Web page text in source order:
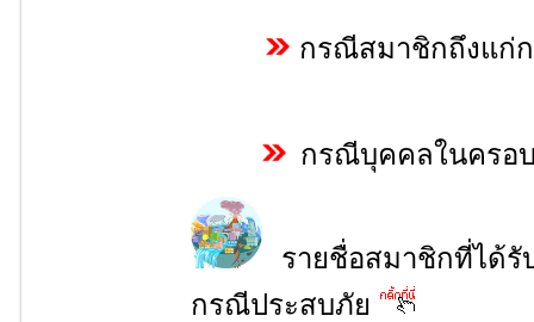
กรณีสมาชิกถึงแก่
กรณีบุคคลในครอ
รายชื่อสมาชิกที่ได้รั
กรณีประสบภัย